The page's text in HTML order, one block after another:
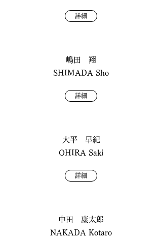
詳細
嶋田 翔
SHIMADA Sho
詳細
大平 早紀
OHIRA Saki
詳細
中田 康太郎
NAKADA Kotaro